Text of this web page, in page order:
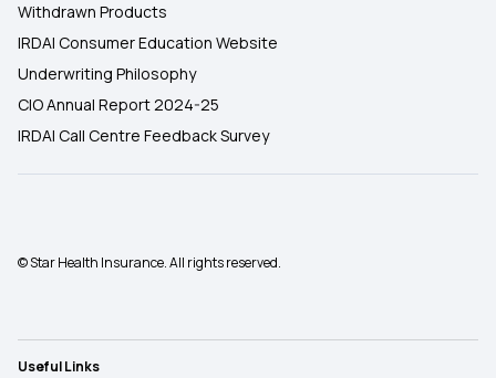
Withdrawn Products
IRDAI Consumer Education Website
Underwriting Philosophy
CIO Annual Report 2024-25
IRDAI Call Centre Feedback Survey
© Star Health Insurance. All rights reserved.
Useful Links